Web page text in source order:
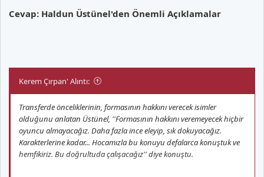
Cevap: Haldun Üstünel'den Önemli Açıklamalar
Kerem Çırpan' Alıntı:
Transferde önceliklerinin, formasının hakkını verecek isimler
olduğunu anlatan Üstünel, ''Formasının hakkını veremeyecek hiçbir
oyuncu almayacağız. Daha fazla ince eleyip, sık dokuyacağız.
Karakterlerine kadar... Hocamızla bu konuyu defalarca konuştuk ve
hemfikiriz. Bu doğrultuda çalışacağız'' diye konuştu.